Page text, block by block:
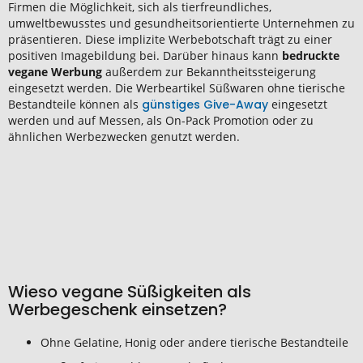
Firmen die Möglichkeit, sich als tierfreundliches,
umweltbewusstes und gesundheitsorientierte Unternehmen zu
präsentieren. Diese implizite Werbebotschaft trägt zu einer
positiven Imagebildung bei. Darüber hinaus kann bedruckte
vegane Werbung außerdem zur Bekanntheitssteigerung
eingesetzt werden. Die Werbeartikel Süßwaren ohne tierische
Bestandteile können als günstiges Give-Away eingesetzt
werden und auf Messen, als On-Pack Promotion oder zu
ähnlichen Werbezwecken genutzt werden.
Wieso vegane Süßigkeiten als
Werbegeschenk einsetzen?
Ohne Gelatine, Honig oder andere tierische Bestandteile